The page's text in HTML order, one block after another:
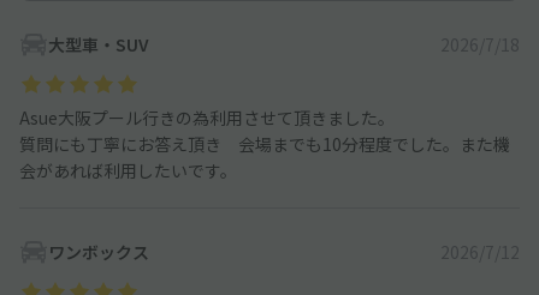
大型車・SUV 2026/7/18
Asue大阪プール行きの為利用させて頂きました。
質問にも丁寧にお答え頂き 会場までも10分程度でした。また機
会があれば利用したいです。
ワンボックス 2026/7/12